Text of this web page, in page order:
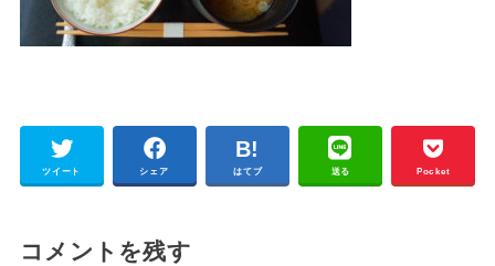
ツイート シェア はてブ 送る Pocket
コメントを残す